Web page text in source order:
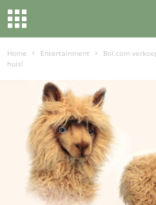
Home Entertainment
Bol.com
huis!